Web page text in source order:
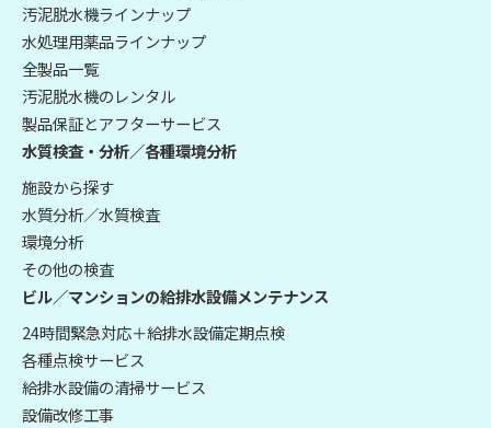
汚泥脱水機ラインナップ
水処理用薬品ラインナップ
全製品一覧
汚泥脱水機のレンタル
製品保証とアフターサービス
水質検査・分析／各種環境分析
施設から探す
水質分析／水質検査
環境分析
その他の検査
ビル／マンションの給排水設備メンテナンス
24時間緊急対応＋給排水設備定期点検
各種点検サービス
給排水設備の清掃サービス
設備改修工事